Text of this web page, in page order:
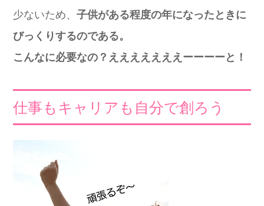
少ないため、 子供がある程度の年になったときに
びっくりするのである。
こんなに必要なの？えええええええーーーーと！
仕事もキャリアも自分で創ろう